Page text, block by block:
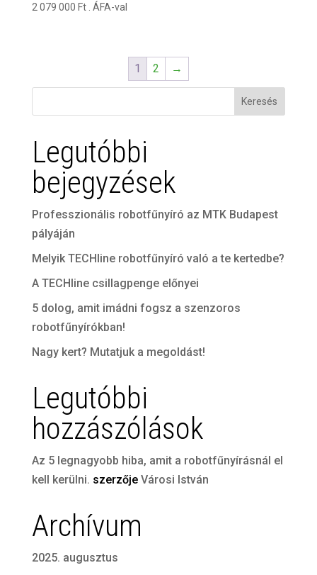
2 079 000 Ft . ÁFA-val
1 2 →
Keresés
Legutóbbi
bejegyzések
Professzionális robotfűnyíró az MTK Budapest
pályáján
Melyik TECHline robotfűnyíró való a te kertedbe?
A TECHline csillagpenge előnyei
5 dolog, amit imádni fogsz a szenzoros
robotfűnyírókban!
Nagy kert? Mutatjuk a megoldást!
Legutóbbi
hozzászólások
Az 5 legnagyobb hiba, amit a robotfűnyírásnál el
kell kerülni. szerzője Városi István
Archívum
2025. augusztus